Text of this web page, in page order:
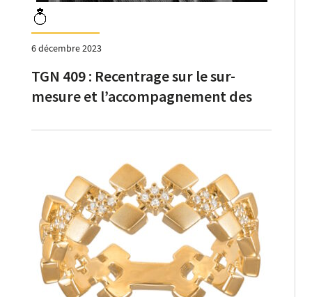
6 décembre 2023
TGN 409 : Recentrage sur le sur-
mesure et l’accompagnement des